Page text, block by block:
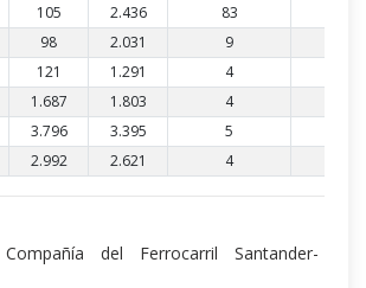
105 2.436 83
98 2.031 9
121 1.291 4
1.687 1.803 4
3.796 3.395 5
2.992 2.621 4
del Ferrocarril Santander-